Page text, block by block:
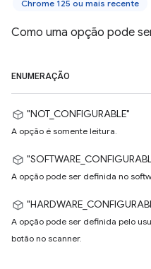
Chrome 125 ou mais recente
Como uma opção pode
ENUMERAÇÃO
"NOT_CONFIGURABLE"
A opção é somente leitura.
A opção pode ser definida no
A opção pode ser definida pelo
botão no scanner.